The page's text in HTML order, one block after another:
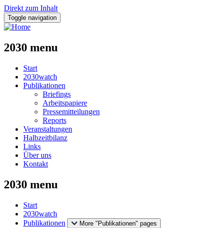
Direkt zum Inhalt
Toggle navigation
2030 menu
Start
2030watch
Publikationen
Briefings
Arbeitspapiere
Pressemitteilungen
Reports
Veranstaltungen
Halbzeitbilanz
Links
Über uns
Kontakt
2030 menu
Start
2030watch
Publikationen
More "Publikationen" pages